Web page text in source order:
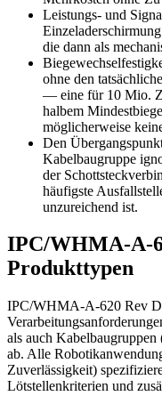
Leistungs- und
die dann als
ohne den
— eine für 10 Mio.
halbem
möglicherweise
Den
Kabelbaugruppe
der
häufigste
unzureichend ist.
IPC/WHMA-A-
Produkttypen
IPC/WHMA-A-620 Rev
als auch
ab. Alle
Zuverlässigkeit)
Lötstellenkriterien und